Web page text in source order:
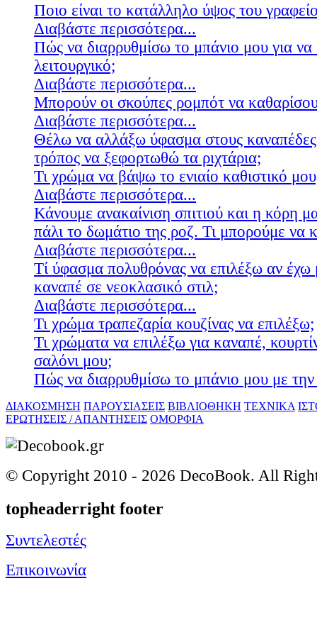
Ποιο είναι το κατάλληλο ύψος του
Διαβάστε περισσότερα...
Πώς να διαρρυθμίσω το μπάνιο μου για να
λειτουργικό;
Διαβάστε περισσότερα...
Μπορούν οι σκούπες ρομπότ να
Διαβάστε περισσότερα...
Θέλω να αλλάξω ύφασμα στους
τρόπος να ξεφορτωθώ τα ριχτάρια;
Τι χρώμα να βάψω το ενιαίο καθιστικό
Διαβάστε περισσότερα...
Κάνουμε ανακαίνιση σπιτιού και η κόρη
πάλι το δωμάτιο της ροζ. Τι μπορούμε να
Διαβάστε περισσότερα...
Τί ύφασμα πολυθρόνας να επιλέξω αν έχω
καναπέ σε νεοκλασικό στιλ;
Διαβάστε περισσότερα...
Τι χρώμα τραπεζαρία κουζίνας να επιλέξω;
Τι χρώματα να επιλέξω για καναπέ,
σαλόνι μου;
Πώς να διαρρυθμίσω το μπάνιο μου με την
ΔΙΑΚΟΣΜΗΣΗ ΠΑΡΟΥΣΙΑΣΕΙΣ ΒΙΒΛΙΟΘΗΚΗ ΤΕΧΝΙΚΑ
ΕΡΩΤΗΣΕΙΣ / ΑΠΑΝΤΗΣΕΙΣ ΟΜΟΡΦΙΑ
© Copyright 2010 - 2026 DecoBook. All
topheaderright footer
Συντελεστές
Επικοινωνία